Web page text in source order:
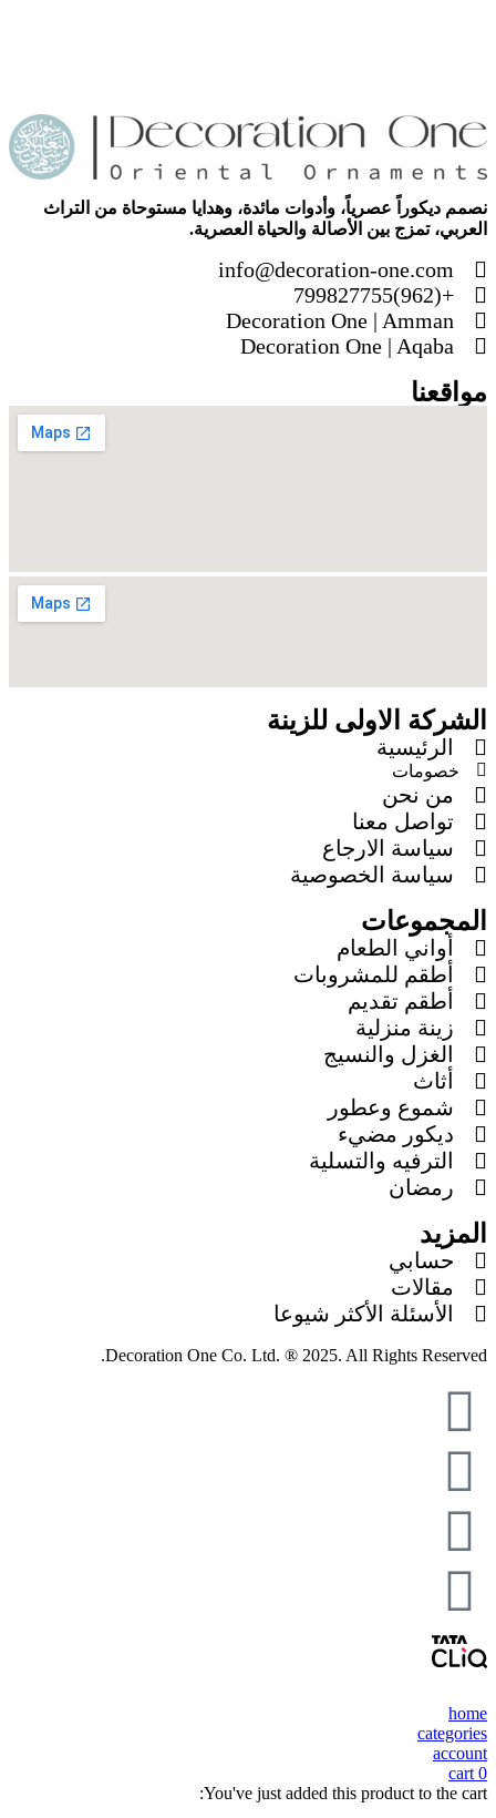
نصمم ديكوراً عصرياً، وأدوات مائدة، وهدايا مستوحاة من التراث
العربي، تمزج بين الأصالة والحياة العصرية.
info@decoration-one.com
+(962)799827755
Decoration One | Amman
Decoration One | Aqaba
مواقعنا
الشركة الاولى للزينة
الرئيسية
خصومات
من نحن
تواصل معنا
سياسة الارجاع
سياسة الخصوصية
المجموعات
أواني الطعام
أطقم للمشروبات
أطقم تقديم
زينة منزلية
الغزل والنسيج
أثاث
شموع وعطور
ديكور مضيء
الترفيه والتسلية
رمضان
المزيد
حسابي
مقالات
الأسئلة الأكثر شيوعا
Decoration One Co. Ltd. ® 2025. All Rights Reserved.
home
categories
account
0
cart
You've just added this product to the cart: